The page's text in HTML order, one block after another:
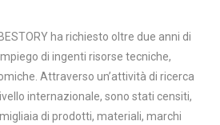
ha richiesto oltre due anni di
di ingenti risorse tecniche,
Attraverso un’attività di ricerca
internazionale, sono stati censiti,
di prodotti, materiali, marchi